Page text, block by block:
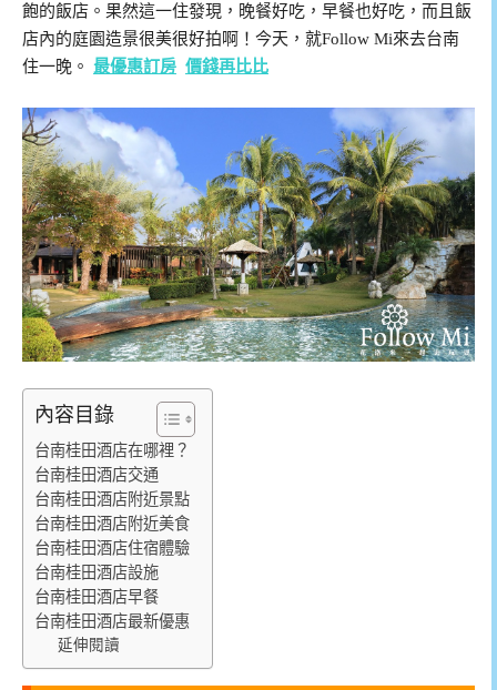
飽的飯店。果然這一住發現，晚餐好吃，早餐也好吃，而且飯
店內的庭園造景很美很好拍啊！今天，就Follow Mi來去台南
住一晚。 最優惠訂房 價錢再比比
內容目錄
台南桂田酒店在哪裡？
台南桂田酒店交通
台南桂田酒店附近景點
台南桂田酒店附近美食
台南桂田酒店住宿體驗
台南桂田酒店設施
台南桂田酒店早餐
台南桂田酒店最新優惠
延伸閱讀